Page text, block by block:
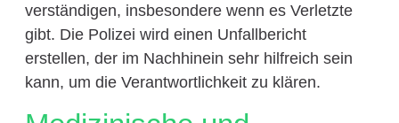
verständigen, insbesondere wenn es Verletzte
gibt. Die Polizei wird einen Unfallbericht
erstellen, der im Nachhinein sehr hilfreich sein
kann, um die Verantwortlichkeit zu klären.